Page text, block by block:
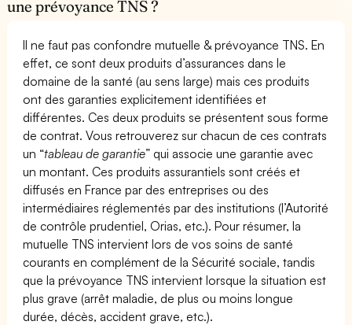
une prévoyance TNS ?
Il ne faut pas confondre mutuelle & prévoyance TNS. En
effet, ce sont deux produits d’assurances dans le
domaine de la santé (au sens large) mais ces produits
ont des garanties explicitement identifiées et
différentes. Ces deux produits se présentent sous forme
de contrat. Vous retrouverez sur chacun de ces contrats
un “tableau de garantie” qui associe une garantie avec
un montant. Ces produits assurantiels sont créés et
diffusés en France par des entreprises ou des
intermédiaires réglementés par des institutions (l’Autorité
de contrôle prudentiel, Orias, etc.). Pour résumer, la
mutuelle TNS intervient lors de vos soins de santé
courants en complément de la Sécurité sociale, tandis
que la prévoyance TNS intervient lorsque la situation est
plus grave (arrêt maladie, de plus ou moins longue
durée, décès, accident grave, etc.).